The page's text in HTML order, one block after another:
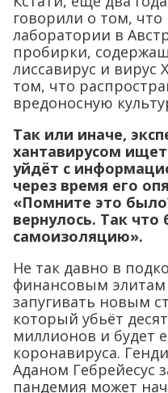
говорили о том, что
лаборатории в
пробирки,
лиссавирус и вирус
том, что
вредоносную
Так или иначе,
хантавирусом
уйдёт с
через время его
«Помните это
вернулось. Так что
самоизоляцию».
Не так давно в
финансовым
запугивать новым
который убьёт
миллионов и будет
коронавируса.
Аданом Гебрейесус
пандемия может